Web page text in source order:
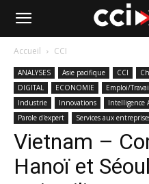
Accueil CCI
ANALYSES Asie pacifique CCI
DIGITAL
ECONOMIE Emploi/
Industrie
Innovations Intelligence
Parole d'expert
Services aux
Vietnam –
Hanoï et